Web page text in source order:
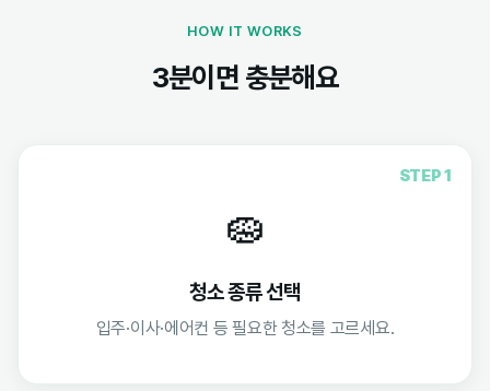
HOW IT WORKS
3분이면 충분해요
STEP 1
🧽
청소 종류 선택
입주·이사·에어컨 등 필요한 청소를 고르세요.